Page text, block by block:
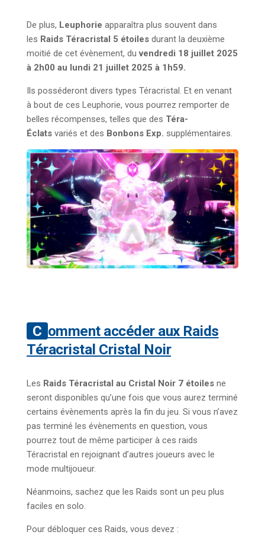
De plus, Leuphorie apparaîtra plus souvent dans
les Raids Téracristal 5 étoiles durant la deuxième
moitié de cet évènement, duvendredi 18 juillet 2025
à 2h00 au lundi 21 juillet 2025 à 1h59.
Ils posséderont divers types Téracristal. Et en venant
à bout de ces Leuphorie, vous pourrez remporter de
belles récompenses, telles que des Téra-
Éclats variés et des Bonbons Exp. supplémentaires.
Comment accéder aux Raids
Téracristal Cristal Noir
Les Raids Téracristal au Cristal Noir 7 étoiles ne
seront disponibles qu’une fois que vous aurez terminé
certains évènements après la fin du jeu. Si vous n’avez
pas terminé les évènements en question, vous
pourrez tout de même participer à ces raids
Téracristal en rejoignant d’autres joueurs avec le
mode multijoueur.
Néanmoins, sachez que les Raids sont un peu plus
faciles en solo.
Pour débloquer ces Raids, vous devez :